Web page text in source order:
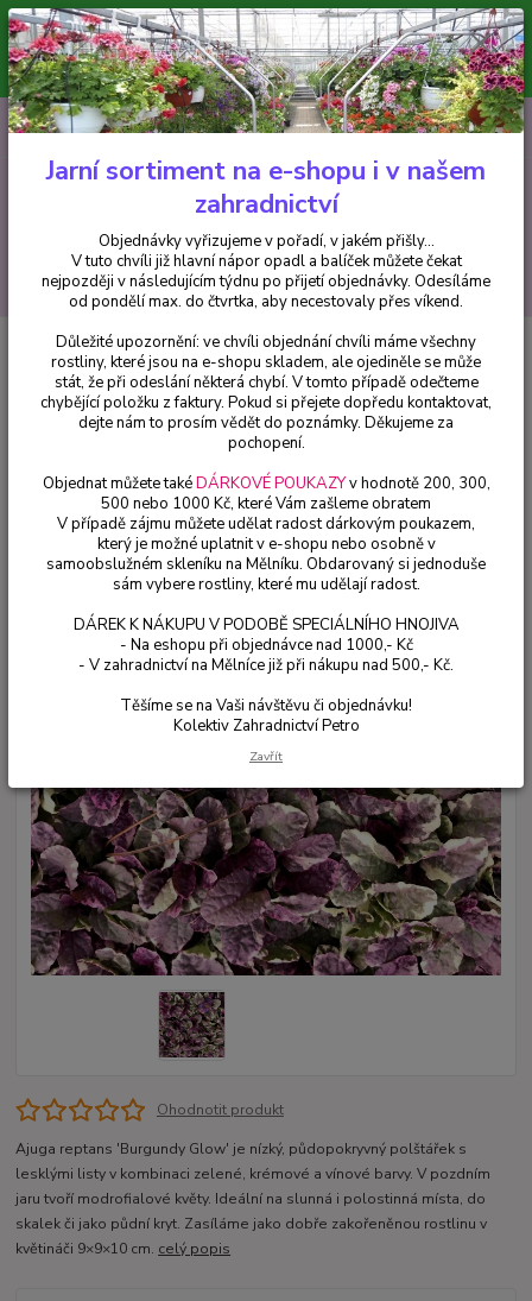
Minimální hodnota pro odeslání z e-shopu je 300 Kč.
V tuto chvíli již hlavní nápor objednávek opadl a balíček můžete čekat
nejpozději v následujícím týdnu po přijetí objednávky. Objednávky
vyřizujeme v pořadí, v jakém přišly...
CZK
Hledat
+420 602 223 614 0ks
za0 Kč
Trvalky
Ajuga Reptans Burgundy Glow-zběhovec - cena na
prodejně
Ajuga Reptans Burgundy Glow-
zběhovec - cena na prodejně
Ohodnotit produkt
Ajuga reptans 'Burgundy Glow' je nízký, půdopokryvný polštářek s
lesklými listy v kombinaci zelené, krémové a vínové barvy. V pozdním
jaru tvoří modrofialové květy. Ideální na slunná i polostinná místa, do
skalek či jako půdní kryt. Zasíláme jako dobře zakořeněnou rostlinu v
květináči 9×9×10 cm. celý popis
Jarní sortiment na e-shopu i v našem
zahradnictví
Objednávky vyřizujeme v pořadí, v jakém přišly...
V tuto chvíli již hlavní nápor opadl a balíček můžete čekat
nejpozději v následujícím týdnu po přijetí objednávky. Odesíláme
od pondělí max. do čtvrtka, aby necestovaly přes víkend.
Důležité upozornění: ve chvíli objednání chvíli máme všechny
rostliny, které jsou na e-shopu skladem, ale ojediněle se může
stát, že při odeslání některá chybí. V tomto případě odečteme
chybějící položku z faktury. Pokud si přejete dopředu kontaktovat,
dejte nám to prosím vědět do poznámky. Děkujeme za
pochopení.
Objednat můžete takéDÁRKOVÉ POUKAZYv hodnotě 200, 300,
500 nebo 1000 Kč, které Vám zašleme obratem
V případě zájmu můžete udělat radost dárkovým poukazem,
který je možné uplatnit v e-shopu nebo osobně v
samoobslužném skleníku na Mělníku. Obdarovaný si jednoduše
sám vybere rostliny, které mu udělají radost.
DÁREK K NÁKUPU V PODOBĚ SPECIÁLNÍHO HNOJIVA
- Na eshopu při objednávce nad 1000,- Kč
- V zahradnictví na Mělníce již při nákupu nad 500,- Kč.
Těšíme se na Vaši návštěvu či objednávku!
Kolektiv Zahradnictví Petro
Zavřít